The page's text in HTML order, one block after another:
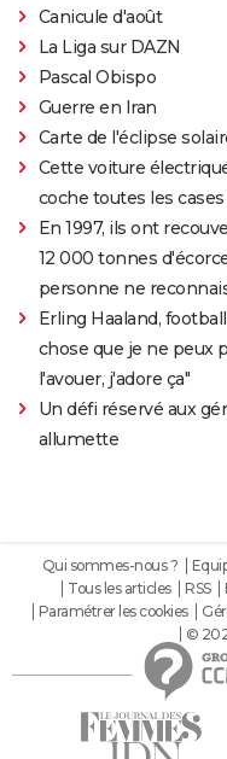
Canicule d'août
La Liga sur DAZN
Pascal Obispo
Guerre en Iran
Carte de l'éclipse
Cette voiture
coche toutes les
En 1997, ils ont
12 000 tonnes
personne ne
Erling Haaland,
chose que je ne peux
l'avouer, j'adore ça"
Un défi réservé aux
allumette
Qui sommes-nous ?
Tous les articles
RSS
Paramétrer les cookies
©